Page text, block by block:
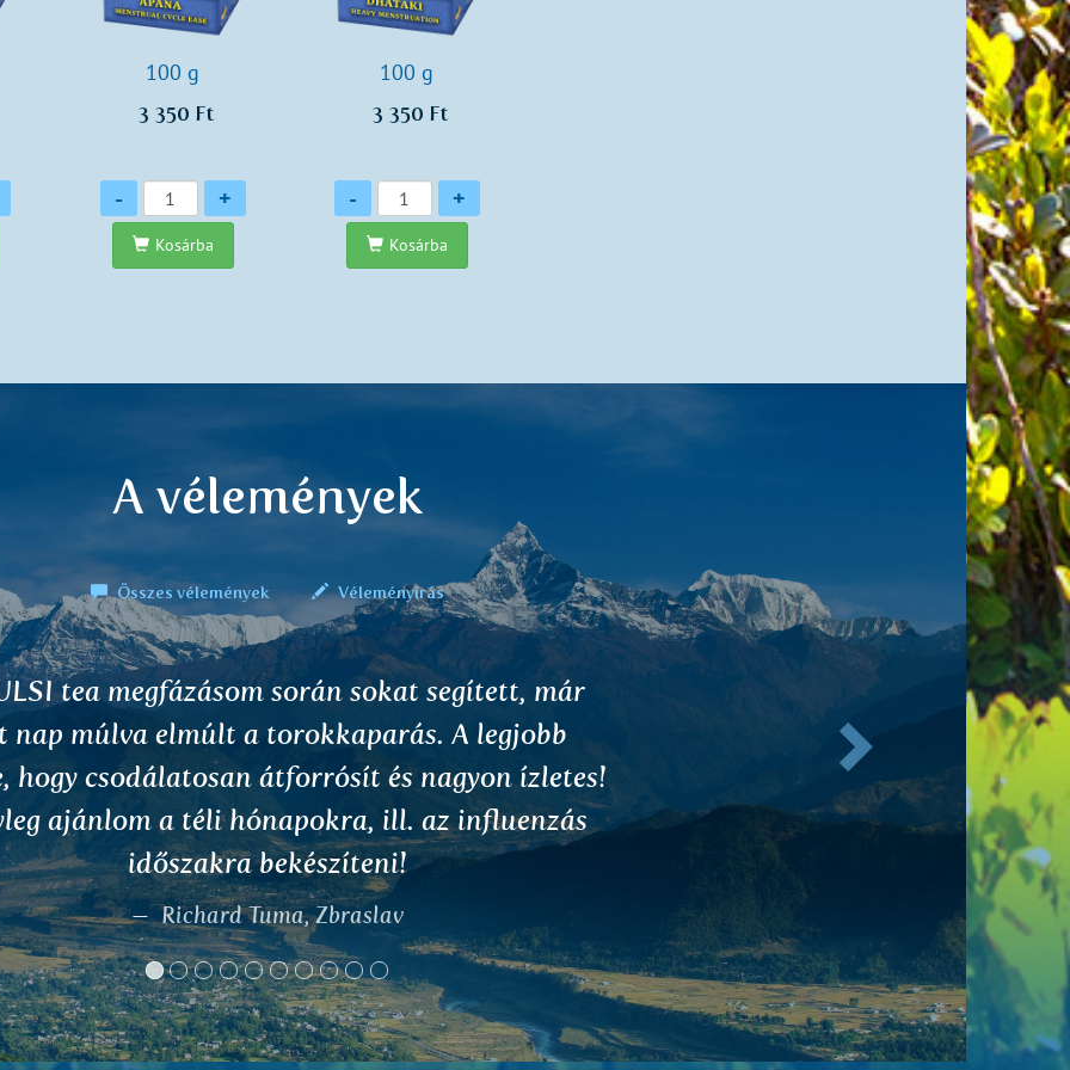
100 g
3 350 Ft
Mennyiség
- +
Kosárba
100 g
3 350 Ft
Mennyiség
- +
Kosárba
A vélemények
Összes vélemények Véleményírás
to share my experience with Slesaka tea for
I worked in Norway on mountains and was
food, sometimes 50kg. My joints were aching.
2-3 cups a day, the pain was gone. I have been
drinking it now for 7 years.
Dusan
Következő